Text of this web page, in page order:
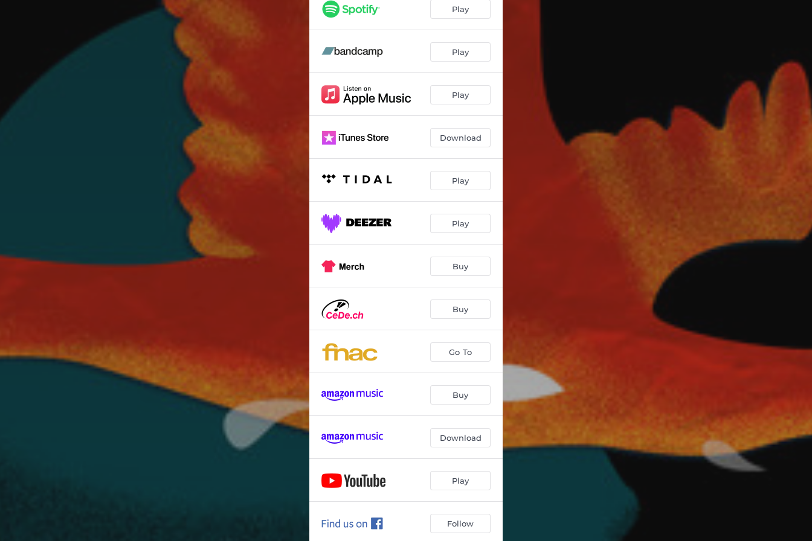
S'en Aller 04:07
Voyage Voyage 03:26
Au temps des coquillages 03:05
Au temps des coquillages - David Grumel Tropicalps Remix 03:49
03:08
03:52
Krama 03:24
La route 03:48
Amour
Meimuna 04:07
La tristesse du diable
Play
Play
Play
Download
Play
Play
Buy
Buy
Go To
Buy
Download
Play
Follow